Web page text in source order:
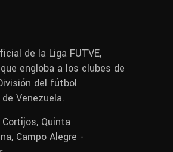
de la Liga FUTVE,
engloba a los clubes de
del fútbol
Venezuela.
Quinta
Campo Alegre -